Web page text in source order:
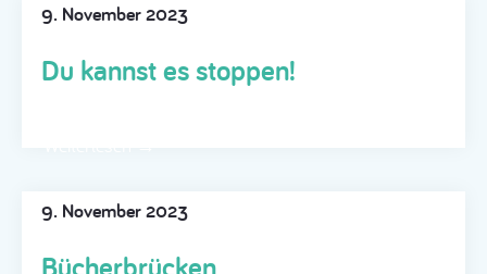
9. November 2023
Du kannst es stoppen!
9. November 2023